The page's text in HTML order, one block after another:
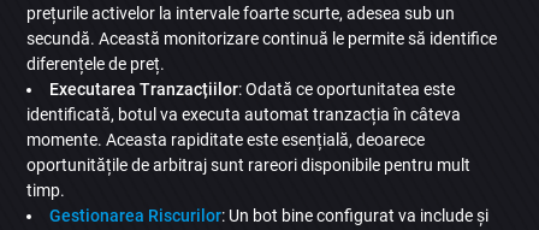
prețurile activelor la intervale foarte scurte, adesea sub un
secundă. Această monitorizare continuă le permite să identifice
diferențele de preț.
Executarea Tranzacțiilor: Odată ce oportunitatea este
identificată, botul va executa automat tranzacția în câteva
momente. Aceasta rapiditate este esențială, deoarece
oportunitățile de arbitraj sunt rareori disponibile pentru mult
timp.
Gestionarea Riscurilor: Un bot bine configurat va include și